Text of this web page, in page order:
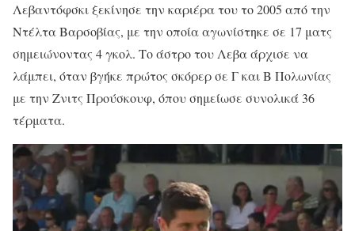
Λεβαντόφσκι ξεκίνησε την καριέρα του το 2005 από την
Ντέλτα Βαρσοβίας, με την οποία αγωνίστηκε σε 17 ματς
σημειώνοντας 4 γκολ. Το άστρο του Λεβα άρχισε να
λάμπει, όταν βγήκε πρώτος σκόρερ σε Γ και Β Πολωνίας
με την Ζνιτς Προύσκουφ, όπου σημείωσε συνολικά 36
τέρματα.